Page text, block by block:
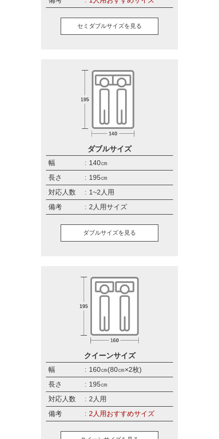
セミダブルサイズを見る
ダブルサイズ
幅
140㎝
長さ
195㎝
対応人数
1~2人用
備考
2人用サイズ
ダブルサイズを見る
クイーンサイズ
幅
160㎝(80㎝×2枚)
長さ
195㎝
対応人数
2人用
備考
2人用おすすめサイズ